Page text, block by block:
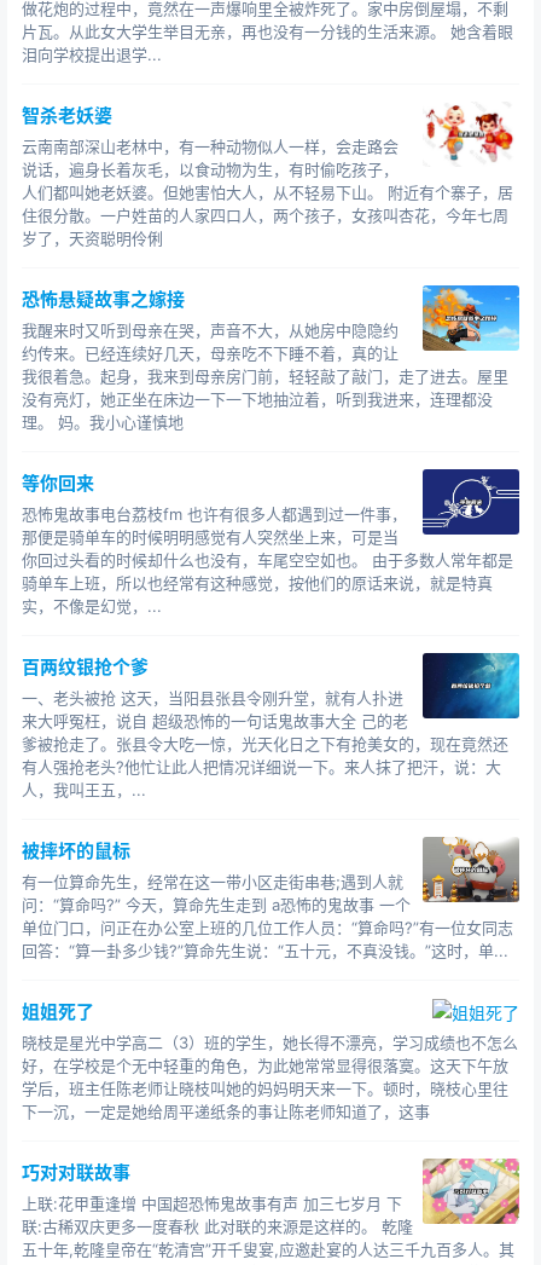
我仔细翻看了起来，笔记本上面写满了英子
和川子约会的时间，每个星期的双日子他们就会偷偷的约
‘今天是我的生日，晚上又可以和川子约会了，我要穿上嫁
衣嫁给他，今晚上我要做新娘子，我要和他私定终身，我
要追求我的幸福。’
看到这里我呼了口气，果然，昨晚上两人是偷偷跑出去约
会的，从笔记上面来看他们两人在一年前就开始深夜里约
这么好？
很快我在笔记本上找到了答案，原来两人为了实施约会这
个计划，偷偷买了安眠药，在约会的那天晚上将安眠药放
在食物中让家人吃下去，所以半年家里人都没有发现这个
秘密。
“安眠药，这法子…”
又翻了一会，英子在笔记上写着她已经把自己交给了川
子，时间是在三个月前。
英子的父亲走进房间里，一脸哀伤的望着房间里的东西：
“英子还活着的时候从来都不让我们进她的房间，我都不记
得我是多久前进来过。”
我没有说话，将笔记本放在了原位，这个秘密还是让他们
“大叔，情况我大概都已经了解了，人死不能复生还请节
哀，你找些人来帮忙，晚上我们把尸体接进屋里。”我轻声
道。
“那害我女儿的凶手？”
“凶手我大概知道是什么了。”
双眼通红。
“报仇的事就交给我来吧，你处
民间故事故事
理好英子的后事就可以。”
“因为凶手不是人。”在英子父亲的逼问下，我无奈的说出了
“小哥，求你一定要给我女儿报仇，我女儿不能这样不明不
白的就死了。”
“放心吧，我是地师，邪魅害人，我一定会抓住它，给死者
一个公道。”我点头，话语坚定。
油灯，我在两人脸上分别盖了一张纸钱。
我走到木板前，望着两具尸体喃喃低语：“你们生前不能在
一起，我能为你们做的就是给你们讨回公道，如果有来
生，希望你们不要再遭遇今生种种磨难。”
做花炮的过程中，竟然在一声爆响里全被炸死了。家中房倒屋塌，不剩
片瓦。从此女大学生举目无亲，再也没有一分钱的生活来源。 她含着眼
泪向学校提出退学...
智杀老妖婆
云南南部深山老林中，有一种动物似人一样，会走路会
说话，遍身长着灰毛，以食动物为生，有时偷吃孩子，
人们都叫她老妖婆。但她害怕大人，从不轻易下山。 附近有个寨子，居
住很分散。一户姓苗的人家四口人，两个孩子，女孩叫杏花，今年七周
岁了，天资聪明伶俐
恐怖悬疑故事之嫁接
我醒来时又听到母亲在哭，声音不大，从她房中隐隐约
约传来。已经连续好几天，母亲吃不下睡不着，真的让
我很着急。起身，我来到母亲房门前，轻轻敲了敲门，走了进去。屋里
没有亮灯，她正坐在床边一下一下地抽泣着，听到我进来，连理都没
理。 妈。我小心谨慎地
等你回来
恐怖鬼故事电台荔枝fm 也许有很多人都遇到过一件事，
那便是骑单车的时候明明感觉有人突然坐上来，可是当
你回过头看的时候却什么也没有，车尾空空如也。 由于多数人常年都是
骑单车上班，所以也经常有这种感觉，按他们的原话来说，就是特真
实，不像是幻觉，...
百两纹银抢个爹
一、老头被抢 这天，当阳县张县令刚升堂，就有人扑进
来大呼冤枉，说自 超级恐怖的一句话鬼故事大全 己的老
爹被抢走了。张县令大吃一惊，光天化日之下有抢美女的，现在竟然还
有人强抢老头?他忙让此人把情况详细说一下。来人抹了把汗，说：大
人，我叫王五，...
被摔坏的鼠标
有一位算命先生，经常在这一带小区走街串巷;遇到人就
问：“算命吗?” 今天，算命先生走到 a恐怖的鬼故事 一个
单位门口，问正在办公室上班的几位工作人员：“算命吗?”有一位女同志
回答：“算一卦多少钱?”算命先生说：“五十元，不真没钱。”这时，单...
姐姐死了
晓枝是星光中学高二（3）班的学生，她长得不漂亮，学习成绩也不怎么
好，在学校是个无中轻重的角色，为此她常常显得很落寞。这天下午放
学后，班主任陈老师让晓枝叫她的妈妈明天来一下。顿时，晓枝心里往
下一沉，一定是她给周平递纸条的事让陈老师知道了，这事
巧对对联故事
上联:花甲重逢增 中国超恐怖鬼故事有声 加三七岁月 下
联:古稀双庆更多一度春秋 此对联的来源是这样的。 乾隆
五十年,乾隆皇帝在“乾清宫”开千叟宴,应邀赴宴的人达三千九百多人。其